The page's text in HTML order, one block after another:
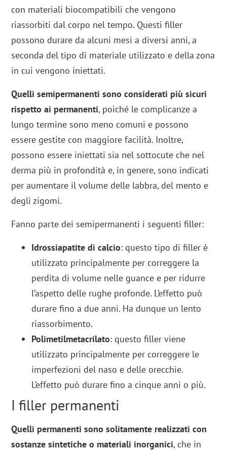
con materiali biocompatibili che vengono
riassorbiti dal corpo nel tempo. Questi filler
possono durare da alcuni mesi a diversi anni, a
seconda del tipo di materiale utilizzato e della zona
in cui vengono iniettati.
Quelli semipermanenti sono considerati più sicuri
rispetto ai permanenti, poiché le complicanze a
lungo termine sono meno comuni e possono
essere gestite con maggiore facilità. Inoltre,
possono essere iniettati sia nel sottocute che nel
derma più in profondità e, in genere, sono indicati
per aumentare il volume delle labbra, del mento e
degli zigomi.
Fanno parte dei semipermanenti i seguenti filler:
Idrossiapatite di calcio: questo tipo di filler è
utilizzato principalmente per correggere la
perdita di volume nelle guance e per ridurre
l’aspetto delle rughe profonde. L’effetto può
durare fino a due anni. Ha dunque un lento
riassorbimento.
Polimetilmetacrilato: questo filler viene
utilizzato principalmente per correggere le
imperfezioni del naso e delle orecchie.
L’effetto può durare fino a cinque anni o più.
I filler permanenti
Quelli permanenti sono solitamente realizzati con
sostanze sintetiche o materiali inorganici, che in